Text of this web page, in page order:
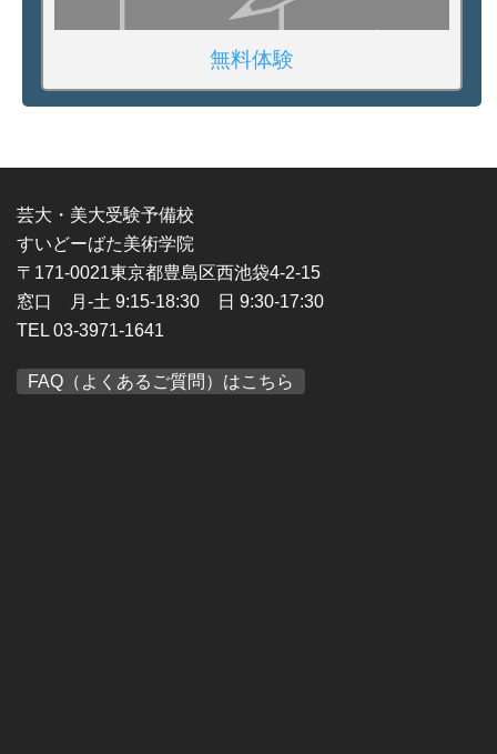
無料体験
芸大・美大受験予備校
すいどーばた美術学院
〒171-0021東京都豊島区西池袋4-2-15
窓口 月-土 9:15-18:30 日 9:30-17:30
TEL 03-3971-1641
FAQ（よくあるご質問）はこちら